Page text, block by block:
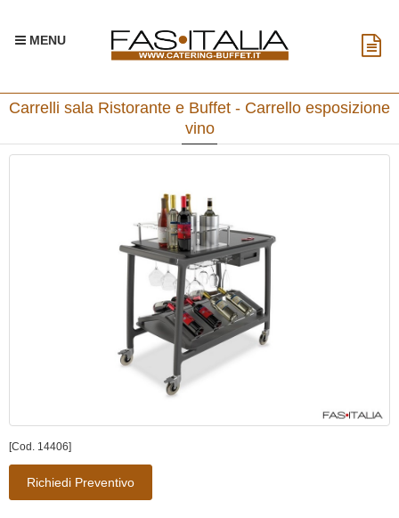
MENU
Carrelli sala Ristorante e Buffet - Carrello esposizione
vino
[Cod. 14406]
Richiedi Preventivo